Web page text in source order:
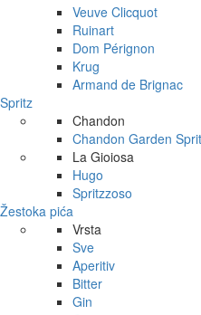
Veuve Clicquot
Ruinart
Dom Pérignon
Krug
Armand de Brignac
Spritz
Chandon
Chandon Garden
La Gioiosa
Hugo
Spritzzoso
Žestoka pića
Vrsta
Sve
Aperitiv
Bitter
Gin